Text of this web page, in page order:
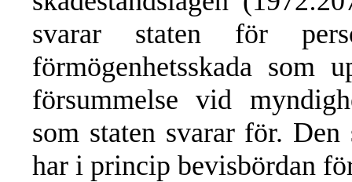
svarar staten för
förmögenhetsskada
försummelse vid
som staten svarar för.
har i princip bevisbördan